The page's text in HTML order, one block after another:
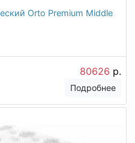
Orto Premium Middle
80626 р.
Подробнее